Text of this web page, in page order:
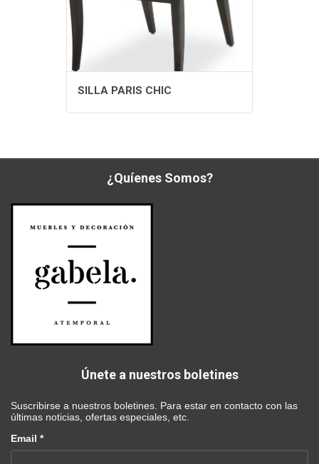
SILLA PARIS CHIC
¿Quíenes Somos?
Únete a nuestros boletines
Suscribirse a nuestros boletines. Para estar en contacto con las
últimas noticias, ofertas especiales, etc.
Email *